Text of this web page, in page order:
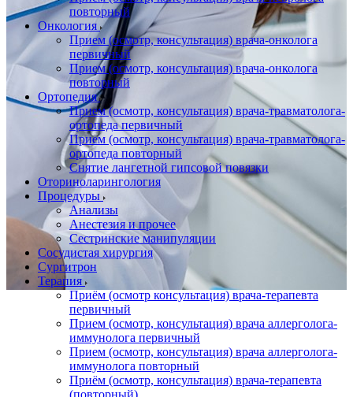
повторный
Онкология
Прием (осмотр, консультация) врача-онколога
первичный
Прием (осмотр, консультация) врача-онколога
повторный
Ортопедия
Прием (осмотр, консультация) врача-травматолога-
ортопеда первичный
Прием (осмотр, консультация) врача-травматолога-
ортопеда повторный
Снятие лангетной гипсовой повязки
Оториноларингология
Процедуры
Анализы
Анестезия и прочее
Сестринские манипуляции
Сосудистая хирургия
Сургитрон
Терапия
Приём (осмотр консультация) врача-терапевта
первичный
Прием (осмотр, консультация) врача аллерголога-
иммунолога первичный
Прием (осмотр, консультация) врача аллерголога-
иммунолога повторный
Приём (осмотр, консультация) врача-терапевта
(повторный)